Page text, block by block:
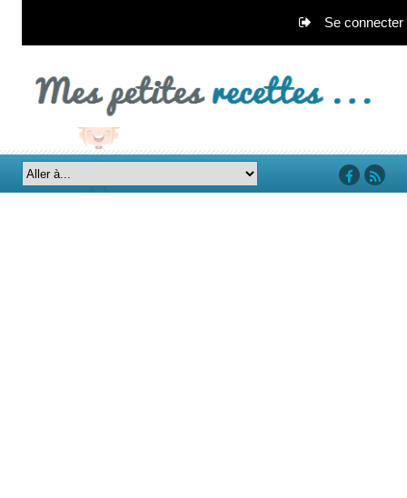
Se connecter